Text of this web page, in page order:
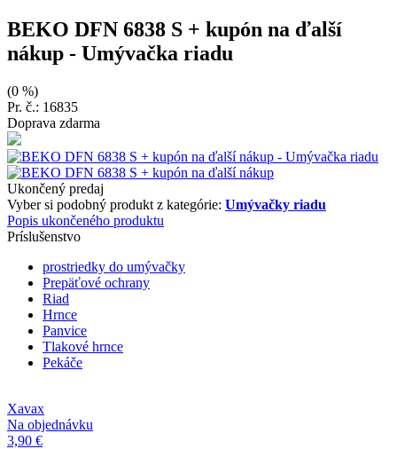
BEKO DFN 6838 S + kupón na ďalší
nákup - Umývačka riadu
(0 %)
Pr. č.: 16835
Doprava zdarma
Ukončený predaj
Vyber si podobný produkt z kategórie: Umývačky riadu
Popis ukončeného produktu
Príslušenstvo
prostriedky do umývačky
Prepäťové ochrany
Riad
Hrnce
Panvice
Tlakové hrnce
Pekáče
Xavax
Na objednávku
3,90 €